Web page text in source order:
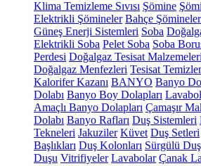
Klima Temizleme Sıvısı Şömine
Elektrikli Şömineler Bahçe
Güneş Enerji Sistemleri Soba
Elektrikli Soba Pelet Soba Soba
Perdesi Doğalgaz Tesisat Malzemeleri
Doğalgaz Menfezleri Tesisat
Kalorifer Kazanı BANYO Banyo
Dolabı Banyo Boy Dolapları
Amaçlı Banyo Dolapları Çamaşır
Dolabı Banyo Rafları Duş Sistemleri
Tekneleri Jakuziler Küvet Duş Setleri
Başlıkları Duş Kolonları Sürgülü
Duşu Vitrifiyeler Lavabolar Çanak